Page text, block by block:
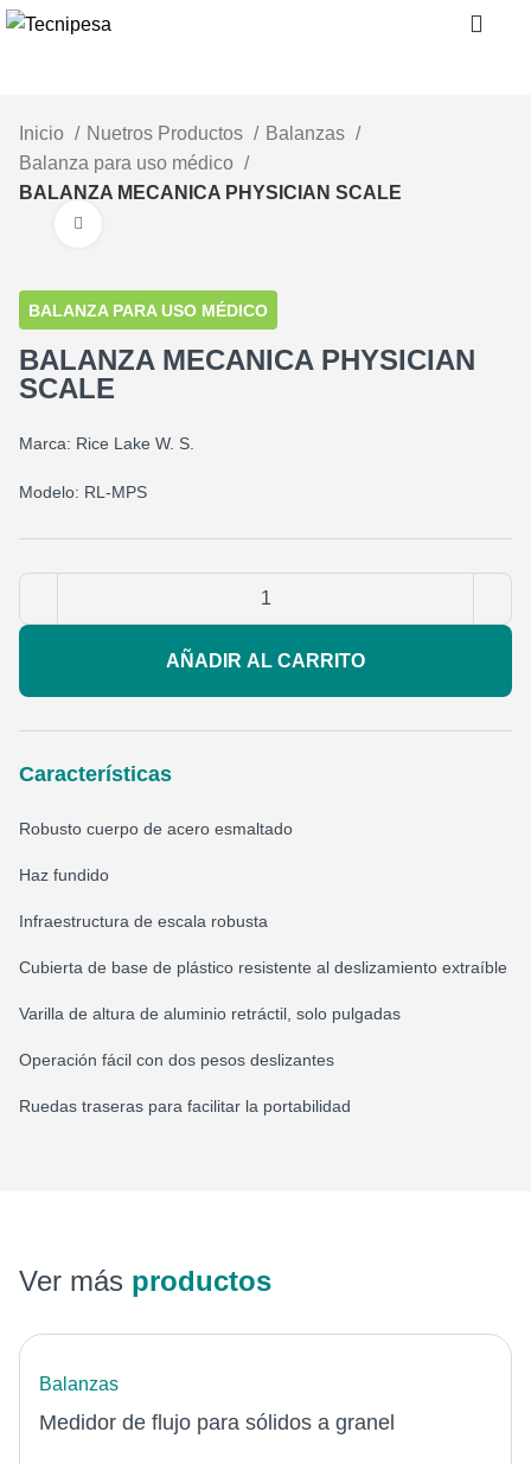
Inicio Nuetros Productos
Balanzas
Balanza para uso médico
BALANZA MECANICA PHYSICIAN SCALE
BALANZA PARA USO MÉDICO
BALANZA MECANICA PHYSICIAN
SCALE
Marca: Rice Lake W. S.
Modelo: RL-MPS
AÑADIR AL CARRITO
Características
Robusto cuerpo de acero esmaltado
Haz fundido
Infraestructura de escala robusta
Cubierta de base de plástico resistente al deslizamiento extraíble
Varilla de altura de aluminio retráctil, solo pulgadas
Operación fácil con dos pesos deslizantes
Ruedas traseras para facilitar la portabilidad
Ver más productos
Balanzas
Medidor de flujo para sólidos a granel